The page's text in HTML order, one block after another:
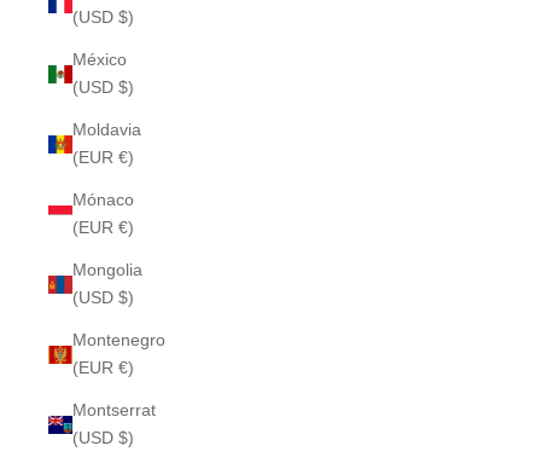
(USD $)
México
(USD $)
Moldavia
(EUR €)
Mónaco
(EUR €)
Mongolia
(USD $)
Montenegro
(EUR €)
Montserrat
(USD $)